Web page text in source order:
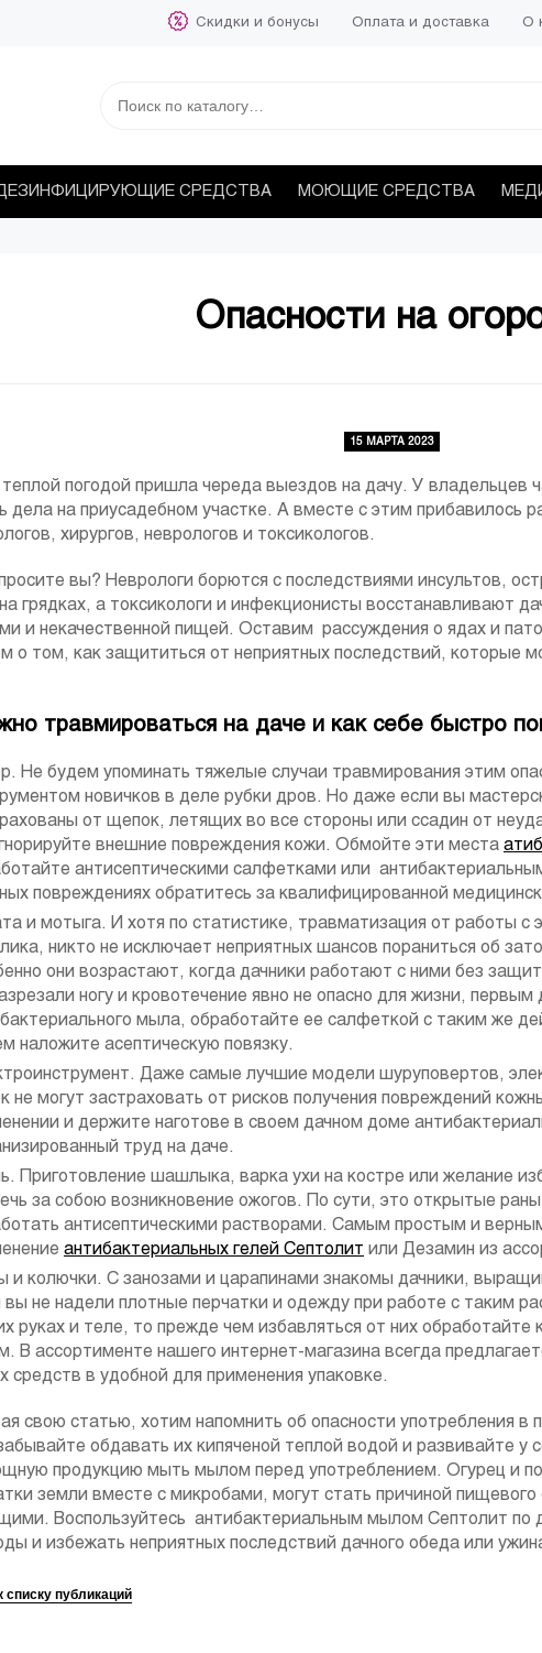
Скидки и бонусы Оплата и доставка О
СРЕДСТВА МОЮЩИЕ СРЕДСТВА
Опасности на
15 МАРТА 2023
погодой пришла череда выездов на дачу. У владельцев
дела на приусадебном участке. А вместе с этим прибавилось
хирургов, неврологов и токсикологов.
вы? Неврологи борются с последствиями инсультов,
на грядках, а токсикологи и инфекционисты восстанавливают
и некачественной пищей. Оставим рассуждения о ядах и
о том, как защититься от неприятных последствий, которые
травмироваться на даче и как себе быстро
Не будем упоминать тяжелые случаи травмирования этим
новичков в деле рубки дров. Но даже если вы
от щепок, летящих во все стороны или ссадин от
внешние повреждения кожи. Обмойте эти места
антисептическими салфетками или
повреждениях обратитесь за квалифицированной
и мотыга. И хотя по статистике, травматизация от работы
никто не исключает неприятных шансов пораниться об
они возрастают, когда дачники работают с ними без
ногу и кровотечение явно не опасно для жизни,
мыла, обработайте ее салфеткой с таким же
наложите асептическую повязку.
Даже самые лучшие модели шуруповертов,
не могут застраховать от рисков получения повреждений
и держите наготове в своем дачном доме
труд на даче.
Приготовление шашлыка, варка ухи на костре или желание
за собою возникновение ожогов. По сути, это открытые
антисептическими растворами. Самым простым и
антибактериальных гелей Септолит или Дезамин из
и колючки. С занозами и царапинами знакомы дачники,
вы не надели плотные перчатки и одежду при работе с таким
руках и теле, то прежде чем избавляться от них обработайте
В ассортименте нашего интернет-магазина всегда
средств в удобной для применения упаковке.
свою статью, хотим напомнить об опасности употребления
обдавать их кипяченой теплой водой и развивайте у
продукцию мыть мылом перед употреблением. Огурец и
земли вместе с микробами, могут стать причиной
Воспользуйтесь антибактериальным мылом Септолит по
и избежать неприятных последствий дачного обеда или
списку публикаций